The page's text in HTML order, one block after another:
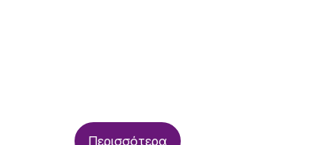
Περισσότερα